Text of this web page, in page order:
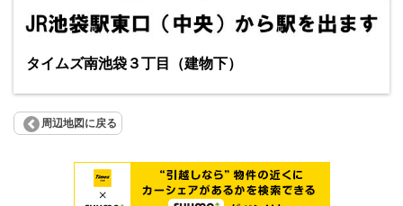
タイムズ南池袋３丁目（建物下）
周辺地図に戻る